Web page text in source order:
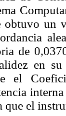
obtuvo un
de
en su
el
el